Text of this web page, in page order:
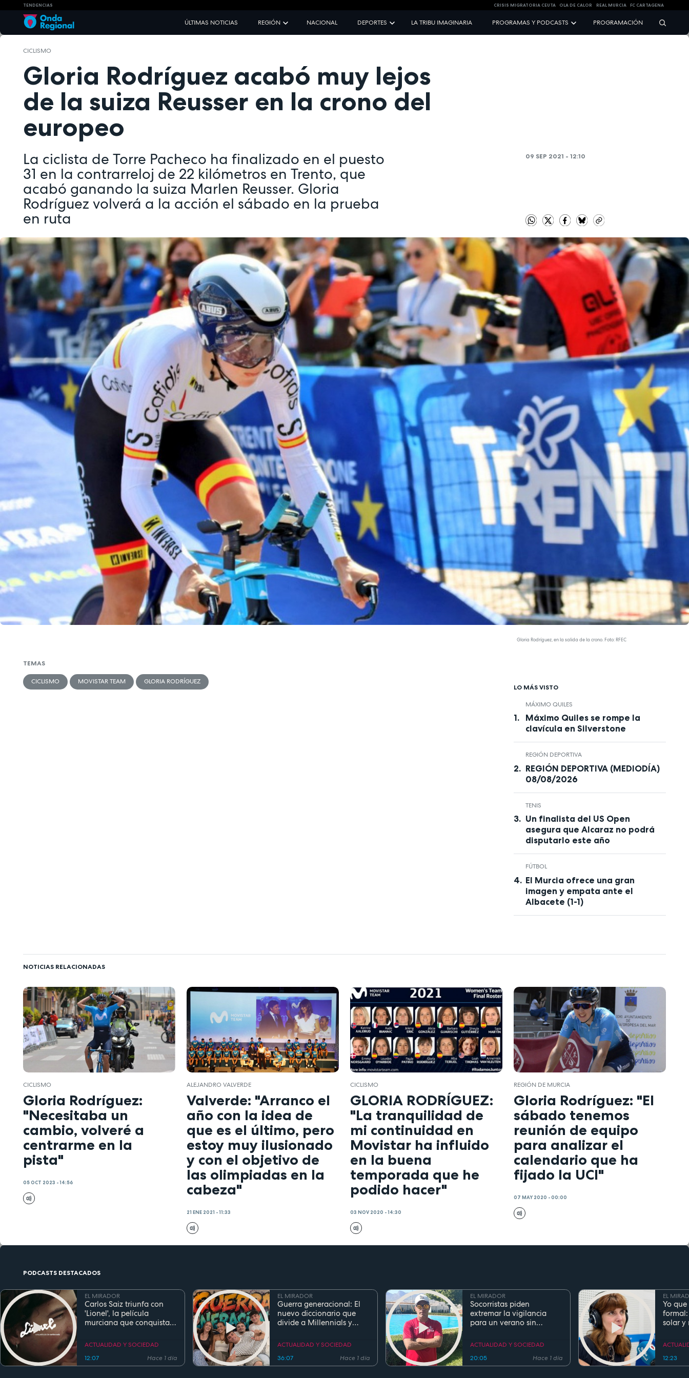
TENDENCIAS CRISIS MIGRATORIA CEUTA OLA DE CALOR REAL MURCIA FC CARTAGENA
ÚLTIMAS NOTICIAS REGIÓN NACIONAL DEPORTES LA TRIBU IMAGINARIA PROGRAMAS Y PODCASTS PROGRAMACIÓN
CICLISMO
Gloria Rodríguez acabó muy lejos
de la suiza Reusser en la crono del
europeo
La ciclista de Torre Pacheco ha finalizado en el puesto
31 en la contrarreloj de 22 kilómetros en Trento, que
acabó ganando la suiza Marlen Reusser. Gloria
Rodríguez volverá a la acción el sábado en la prueba
en ruta
09 SEP 2021 - 12:10
Gloria Rodríguez, en la salida de la crono. Foto: RFEC
TEMAS
CICLISMO MOVISTAR TEAM GLORIA RODRÍGUEZ
LO MÁS VISTO
MÁXIMO QUILES
Máximo Quiles se rompe la
clavícula en Silverstone
REGIÓN DEPORTIVA
REGIÓN DEPORTIVA (MEDIODÍA)
08/08/2026
TENIS
Un finalista del US Open
asegura que Alcaraz no podrá
disputarlo este año
FÚTBOL
El Murcia ofrece una gran
imagen y empata ante el
Albacete (1-1)
NOTICIAS RELACIONADAS
CICLISMO
Gloria Rodríguez:
"Necesitaba un
cambio, volveré a
centrarme en la
pista"
05 OCT 2023 - 14:56
ALEJANDRO VALVERDE
Valverde: "Arranco el
año con la idea de
que es el último, pero
estoy muy ilusionado
y con el objetivo de
las olimpiadas en la
cabeza"
21 ENE 2021 - 11:33
CICLISMO
GLORIA RODRÍGUEZ:
"La tranquilidad de
mi continuidad en
Movistar ha influido
en la buena
temporada que he
podido hacer"
03 NOV 2020 - 14:30
REGIÓN DE MURCIA
Gloria Rodríguez: "El
sábado tenemos
reunión de equipo
para analizar el
calendario que ha
fijado la UCI"
07 MAY 2020 - 00:00
PODCASTS DESTACADOS
EL MIRADOR
Carlos Saiz triunfa con
'Lionel', la película
murciana que conquista
estreno
ACTUALIDAD Y SOCIEDAD
12:07
Hace 1 día
EL MIRADOR
Guerra generacional: El
nuevo diccionario que
divide a Millennials y
ACTUALIDAD Y SOCIEDAD
36:07
Hace 1 día
EL MIRADOR
Socorristas piden
extremar la vigilancia
para un verano sin
regla de los 5 segundos
ACTUALIDAD Y SOCIEDAD
20:05
Hace 1 día
EL
Yo
solar y
12:23